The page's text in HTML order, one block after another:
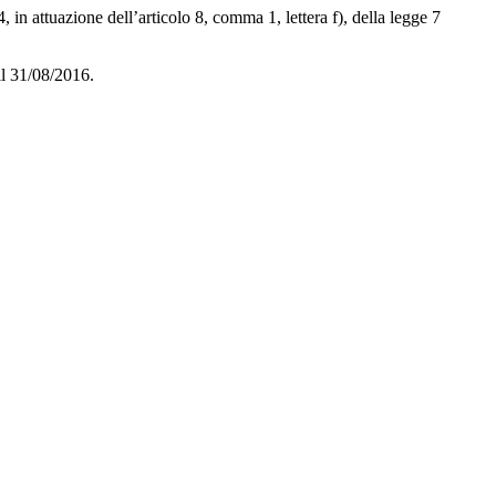
attuazione dell’articolo 8, comma 1, lettera f), della legge 7
31/08/2016.